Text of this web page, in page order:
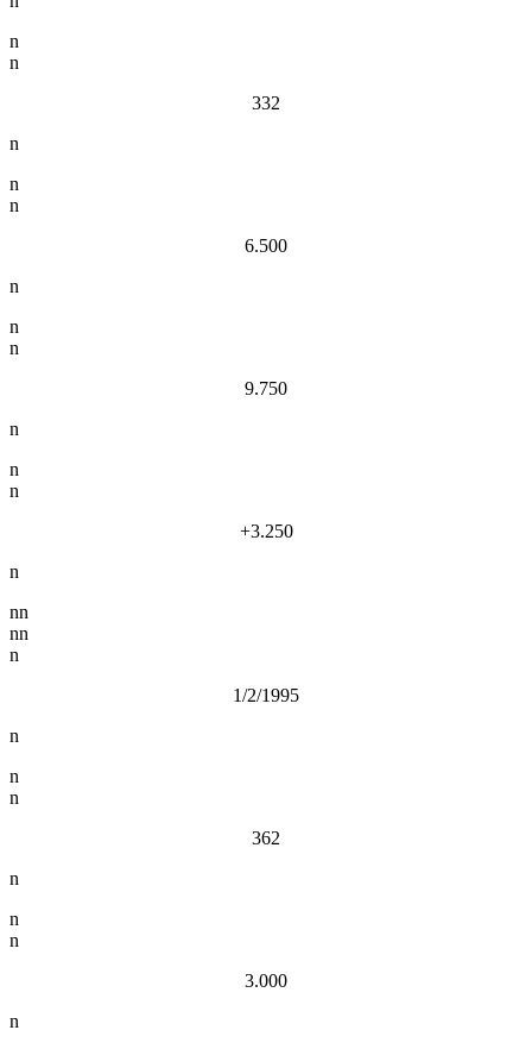
n
n
332
n
n
n
6.500
n
n
n
9.750
n
n
n
+3.250
n
nn
nn
n
1/2/1995
n
n
n
362
n
n
n
3.000
n